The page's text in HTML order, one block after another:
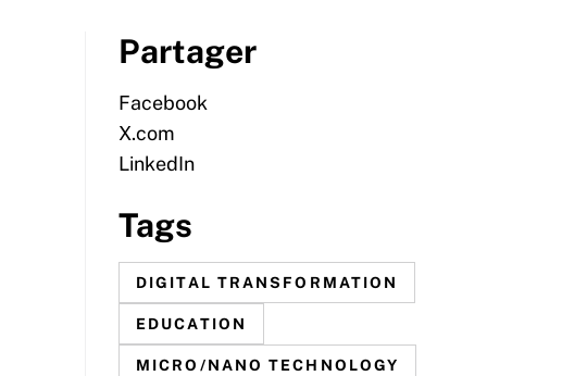
Partager
Facebook
X.com
LinkedIn
Tags
DIGITAL TRANSFORMATION
EDUCATION
MICRO/NANO TECHNOLOGY